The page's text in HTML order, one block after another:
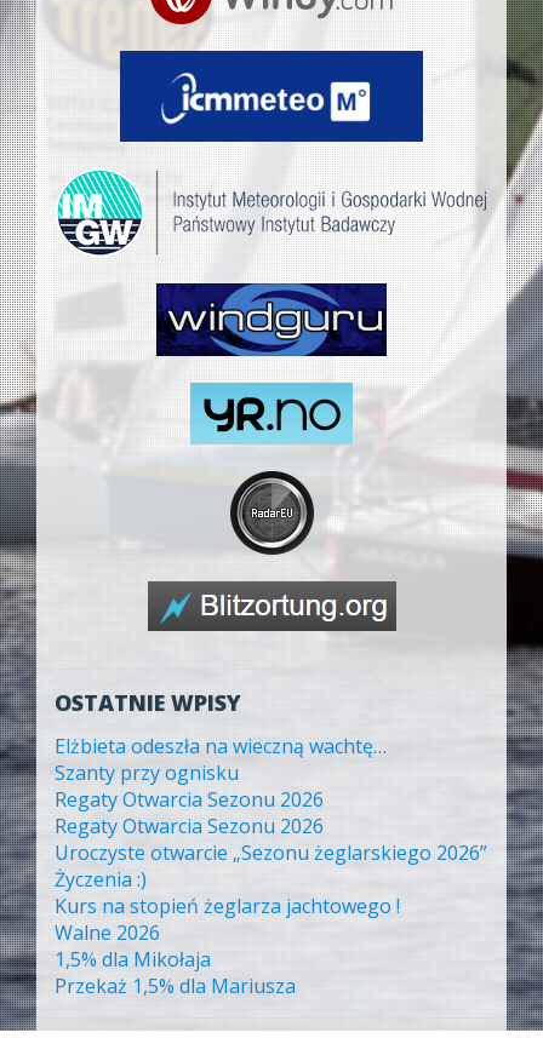
OSTATNIE WPISY
Elżbieta odeszła na wieczną wachtę…
Szanty przy ognisku
Regaty Otwarcia Sezonu 2026
Regaty Otwarcia Sezonu 2026
Uroczyste otwarcie „Sezonu żeglarskiego 2026”
Życzenia :)
Kurs na stopień żeglarza jachtowego !
Walne 2026
1,5% dla Mikołaja
Przekaż 1,5% dla Mariusza